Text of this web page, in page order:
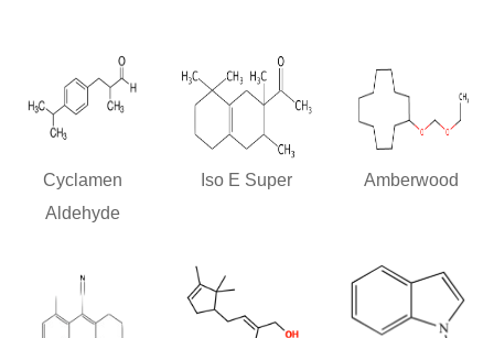
Cyclamen
Aldehyde
Iso E Super Amberwood